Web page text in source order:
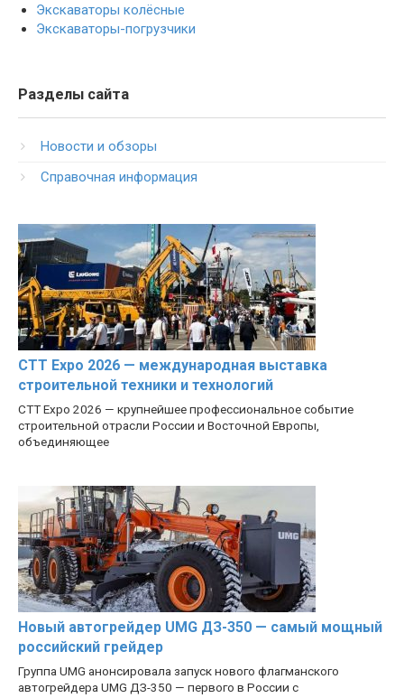
Экскаваторы колёсные
Экскаваторы-погрузчики
Разделы сайта
Новости и обзоры
Справочная информация
CTT Expo 2026 — международная выставка
строительной техники и технологий
CTT Expo 2026 — крупнейшее профессиональное событие
строительной отрасли России и Восточной Европы,
объединяющее
Новый автогрейдер UMG ДЗ-350 — самый мощный
российский грейдер
Группа UMG анонсировала запуск нового флагманского
автогрейдера UMG ДЗ-350 — первого в России с